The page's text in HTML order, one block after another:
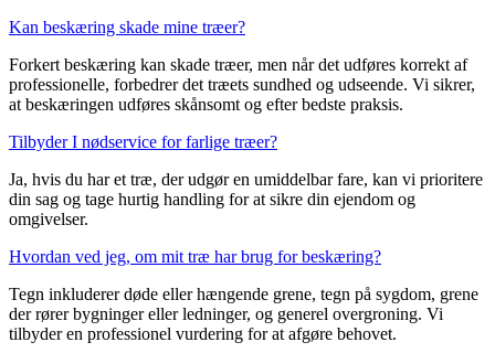
Kan beskæring skade mine træer?
Forkert beskæring kan skade træer, men når det udføres korrekt af
professionelle, forbedrer det træets sundhed og udseende. Vi sikrer,
at beskæringen udføres skånsomt og efter bedste praksis.
Tilbyder I nødservice for farlige træer?
Ja, hvis du har et træ, der udgør en umiddelbar fare, kan vi prioritere
din sag og tage hurtig handling for at sikre din ejendom og
omgivelser.
Hvordan ved jeg, om mit træ har brug for beskæring?
Tegn inkluderer døde eller hængende grene, tegn på sygdom, grene
der rører bygninger eller ledninger, og generel overgroning. Vi
tilbyder en professionel vurdering for at afgøre behovet.